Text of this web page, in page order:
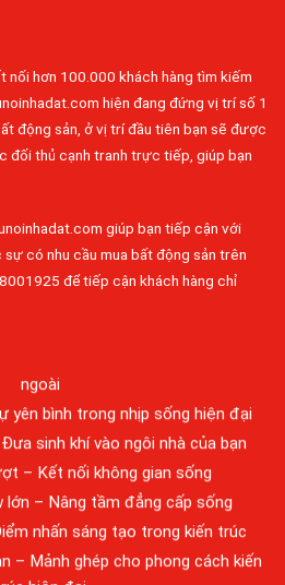
nối hơn 100.000 khách hàng tìm kiếm
hiện đang đứng vị trí số 1
động sản, ở vị trí đầu tiên bạn sẽ được
đối thủ cạnh tranh trực tiếp, giúp bạn
giúp bạn tiếp cận với
có nhu cầu mua bất động sản trên
để tiếp cận khách hàng chỉ
– Tối ưu màu sắc Kiến Trúc
– Hiên ngang giữa thời tiết khắc
yên bình trong nhịp sống hiện đại
sinh khí vào ngôi nhà của bạn
– Kết nối không gian sống
lớn – Nâng tầm đẳng cấp sống
nhấn sáng tạo trong kiến trúc
– Mảnh ghép cho phong cách kiến
hiện đại